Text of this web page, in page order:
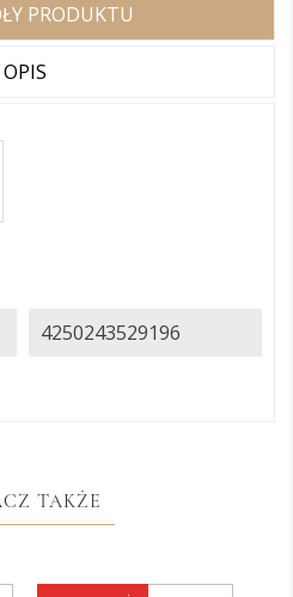
PRODUKTU
OPIS
4250243529196
TAKŻE